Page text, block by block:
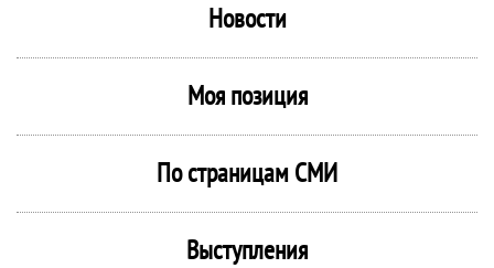
Новости
Моя позиция
По страницам СМИ
Выступления